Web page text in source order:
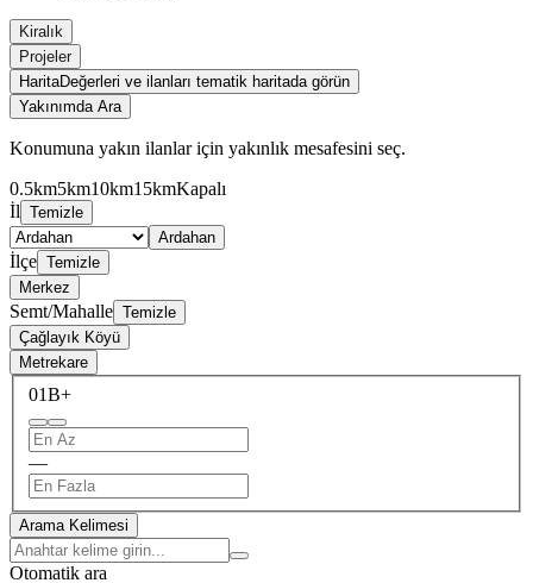
Kiralık
Projeler
HaritaDeğerleri ve ilanları tematik haritada görün
Yakınımda Ara
Konumuna yakın ilanlar için yakınlık mesafesini seç.
0.5km5km10km15kmKapalı
İl Temizle
Ardahan
İlçe Temizle
Merkez
Semt/Mahalle Temizle
Çağlayık Köyü
Metrekare
01B+
—
Arama Kelimesi
Otomatik ara